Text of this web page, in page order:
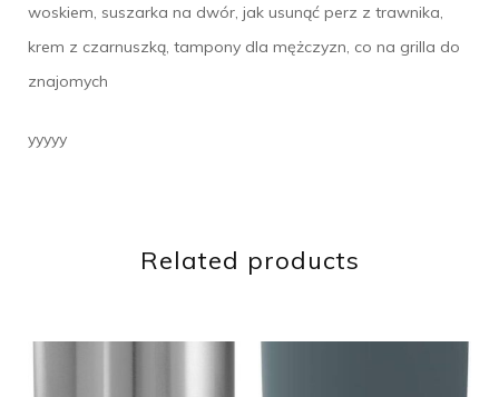
woskiem, suszarka na dwór, jak usunąć perz z trawnika,
krem z czarnuszką, tampony dla mężczyzn, co na grilla do
znajomych
yyyyy
Related products